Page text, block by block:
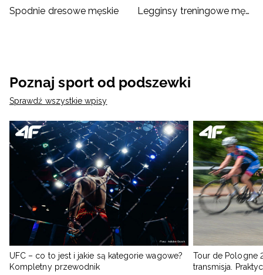
Spodnie dresowe męskie
Legginsy treningowe męskie
Poznaj sport od podszewki
Sprawdź wszystkie wpisy
UFC – co to jest i jakie są kategorie wagowe?
Kompletny przewodnik
Tour de Pologne
transmisja.